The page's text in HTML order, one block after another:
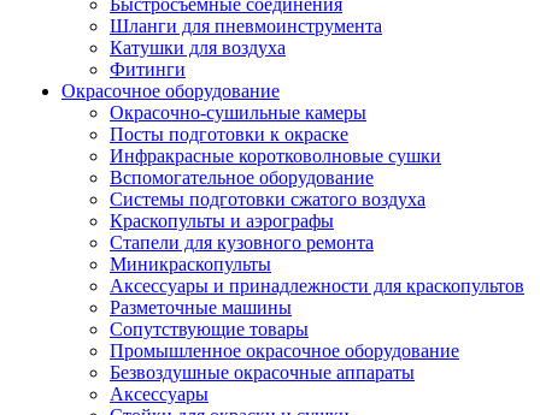
Быстросъемные соединения
Шланги для пневмоинструмента
Катушки для воздуха
Фитинги
Окрасочное оборудование
Окрасочно-сушильные камеры
Посты подготовки к окраске
Инфракрасные коротковолновые сушки
Вспомогательное оборудование
Системы подготовки сжатого воздуха
Краскопульты и аэрографы
Стапели для кузовного ремонта
Миникраскопульты
Аксессуары и принадлежности для краскопультов
Разметочные машины
Сопутствующие товары
Промышленное окрасочное оборудование
Безвоздушные окрасочные аппараты
Аксессуары